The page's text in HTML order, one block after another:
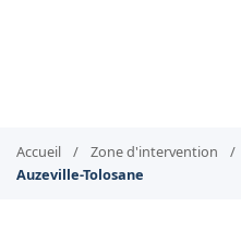
Accueil / Zone d'intervention /
Auzeville-Tolosane